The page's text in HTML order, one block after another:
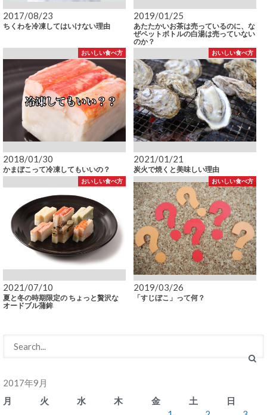
2017/08/23
ちくわを冷凍してはいけない理由
2019/01/25
あたたかいお茶は売っているのに、な
ぜペットボトルの白湯は売っていない
のか？
おいしい食べ方
2018/01/30
かまぼこって冷凍してもいいの？
おいしい食べ方
2021/01/21
炭火で焼くと美味しい理由
おいしい食べ方
2021/07/10
夏と冬の時期限定の ちょっと贅沢な
オードブル蒲鉾
おいしい食べ方
2019/03/26
「すじぼこ」って何？
2017年9月
月
火 水 木 金 土
日